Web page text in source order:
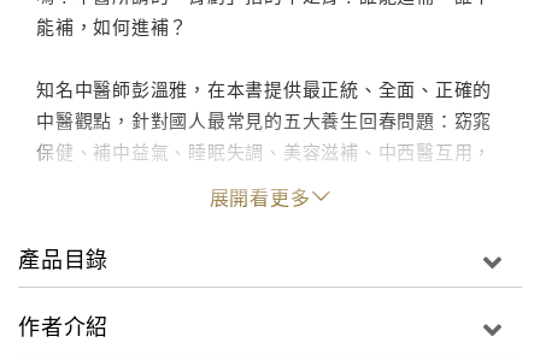
能補，如何進補？
知名中醫師彭溫雅，在本書提供最正統、全面、正確的
中醫觀點，針對國人最常見的五大養生回春問題：窈窕
保健、補中益氣、睡眠失調、美容滋補、中西醫互用，
結合中醫回春養生觀點，和西醫的科學與實證經驗，助
您青春永駐，健康精神好，抗老回春！
現代人營養雖好，但到三十五歲以上開始初老，身體機
勢不良、運動量不足、過度耗損而有相當多早老現象。
展開看更多
產品目錄
作者介紹